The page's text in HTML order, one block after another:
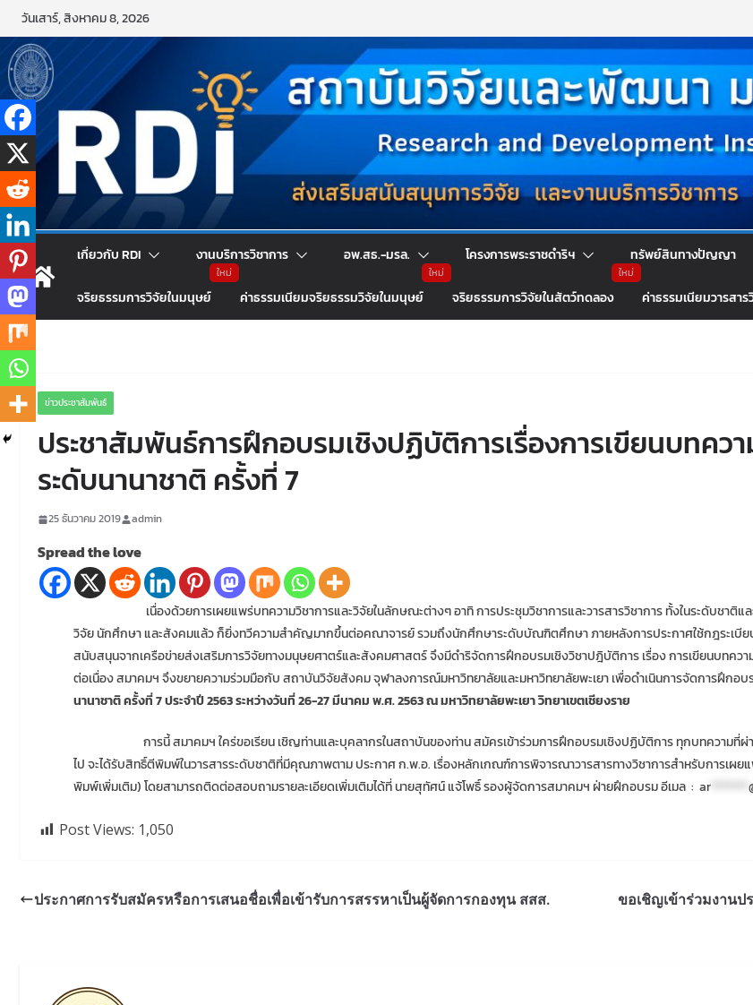
Skip
to
content
วันเสาร์, สิงหาคม 8, 2026
เกี่ยวกับ RDI งานบริการวิชาการ อพ.สธ.-มรล. โครงการพระราชดำริฯ ทรัพย์สินทางปัญญา
จริยธรรมการวิจัยในมนุษย์ ค่าธรรมเนียมจริยธรรมวิจัยในมนุษย์ จริยธรรมการวิจัยในสัตว์ทดลอง ค่าธรรมเนียมวารสา
ข่าวประชาสัมพันธ์
ประชาสัมพันธ์การฝึกอบรมเชิงปฏิบัติการเรื่องการเขียนบทคว
ระดับนานาชาติ ครั้งที่ 7
25 ธันวาคม 2019 admin
Spread the love
เนื่องด้วยการเผยแพร่บทความวิชาการและวิจัยในลักษณะต่างๆ อาทิ การประชุมวิชาการและวารสารวิชาการ ทั้งในระดับชาติและร
วิจัย นักศึกษา และสังคมแล้ว ก็ยิ่งทวีความสำคัญมากขึ้นต่อคณาจารย์ รวมถึงนักศึกษาระดับบัณฑิตศึกษา ภายหลังการประกาศใช้กฎระเบี
สนับสนุนจากเครือข่ายส่งเสริมการวิจัยทางมนุษยศาตร์และสังคมศาสตร์ จึงมีดำริจัดการฝึกอบรมเชิงวิชาปฎิบัติการ เรื่อง การเขียนบทคว
ต่อเนื่อง สมาคมฯ จึงขยายความร่วมมือกับ สถาบันวิจัยสังคม จุฬาลงการณ์มหาวิทยาลัยและมหาวิทยาลัยพะเยา เพื่อดำเนินการจัดการฝึกอบร
นานาชาติ ครั้งที่ 7 ประจำปี 2563 ระหว่างวันที่ 26-27 มีนาคม พ.ศ. 2563 ณ มหาวิทยาลัยพะเยา วิทยาเขตเชียงราย
การนี้ สมาคมฯ ใคร่ขอเรียน เชิญท่านและบุคลากรในสถาบันของท่าน สมัครเข้าร่วมการฝึกอบรมเชิงปฏิบัติการ ทุกบทความที่ผ่าน
ไป จะได้รับสิทธิ์ตีพิมพ์ในวารสารระดับชาติที่มีคุณภาพตาม ประกาศ ก.พ.อ. เรื่องหลักเกณฑ์การพิจารณาวารสารทางวิชาการสำหรับการเผย
พิมพ์เพิ่มเติม) โดยสามารถติดต่อสอบถามรายละเอียดเพิ่มเติมได้ที่ นายสุทัศน์ แจ้โพธิ์ รองผู้จัดการสมาคมฯ ฝ่ายฝึกอบรม อีเมล : ar
Post Views: 1,050
ประกาศการรับสมัครหรือการเสนอชื่อเพื่อเข้ารับการสรรหาเป็นผู้จัดการกองทุน สสส.
ขอเชิญเข้าร่วมงานป